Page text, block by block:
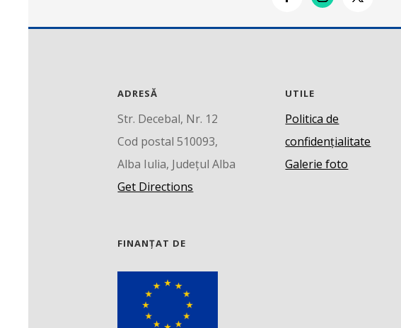
ADRESĂ
Str. Decebal, Nr. 12
Cod postal 510093,
Alba Iulia, Județul Alba
Get Directions
UTILE
Politica de
confidențialitate
Galerie foto
FINANȚAT DE